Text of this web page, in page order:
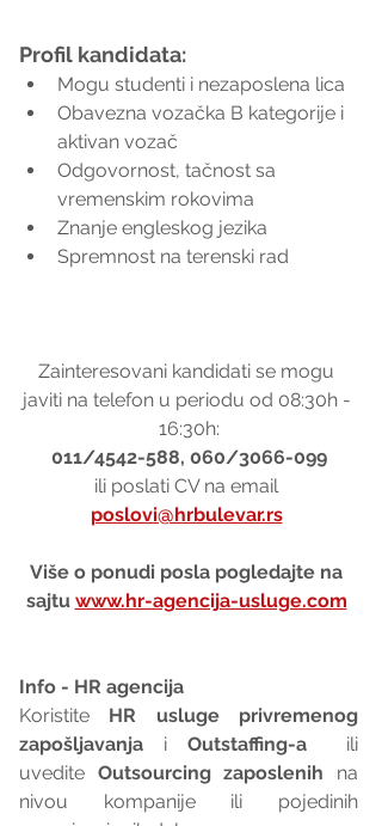
Profil kandidata:
Mogu studenti i nezaposlena lica
Obavezna vozačka B kategorije i
aktivan vozač
Odgovornost, tačnost sa
vremenskim rokovima
Znanje engleskog jezika
Spremnost na terenski rad
Zainteresovani kandidati se mogu
javiti na telefon u periodu od 08:30h -
16:30h:
011/4542-588, 060/3066-099
ili poslati CV na email
poslovi@hrbulevar.rs
Više o ponudi posla pogledajte na
sajtu www.hr-agencija-usluge.com
Info - HR agencija
Koristite HR usluge privremenog
zapošljavanja i Outstaffing-a
  ili
uvedite Outsourcing zaposlenih na
nivou kompanije ili pojedinih